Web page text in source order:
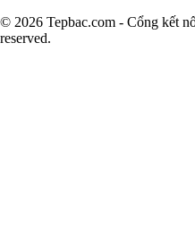
© 2026 Tepbac.com - Cổng kết
reserved.